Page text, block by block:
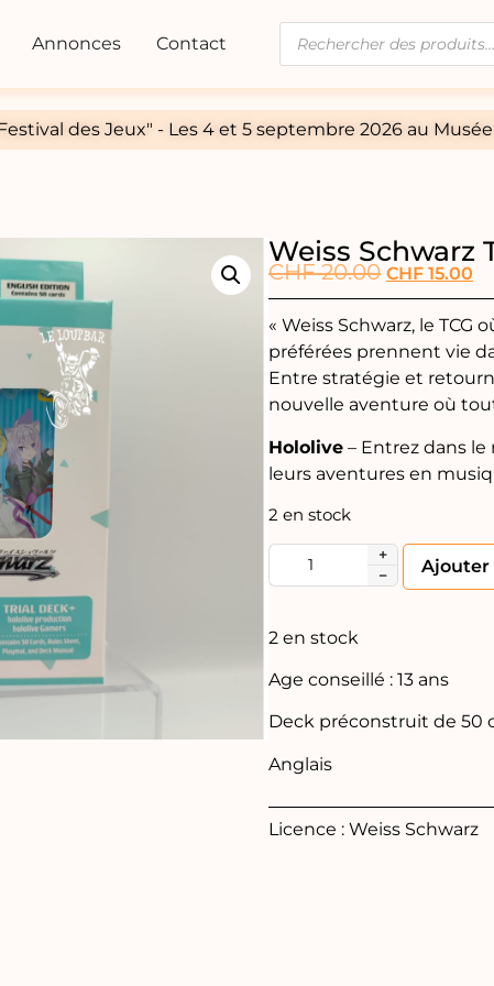
Annonces Contact
des Jeux" - Les 4 et 5 septembre 2026 au
Weiss Schwarz
CHF20.00 CHF 15.00
« Weiss Schwarz, le TCG
préférées prennent vie
Entre stratégie et
nouvelle aventure où
Hololive – Entrez dans
leurs aventures en
2 en stock
+
−
Ajouter
2 en stock
Age conseillé : 13 ans
Deck préconstruit de 50
Anglais
Licence : Weiss Schwarz